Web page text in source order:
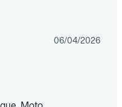
06/04/2026